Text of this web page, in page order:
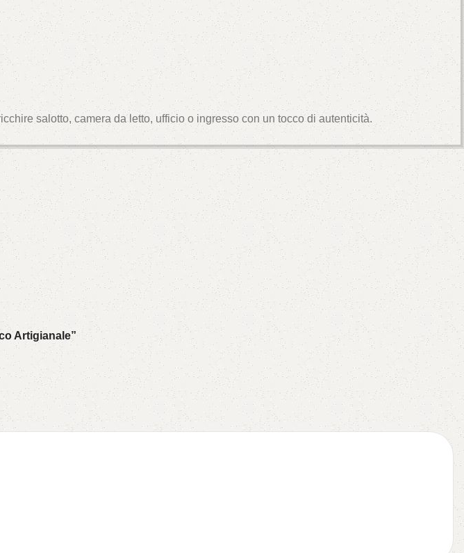
salotto, camera da letto, ufficio o ingresso con un tocco di autenticità.
Artigianale”